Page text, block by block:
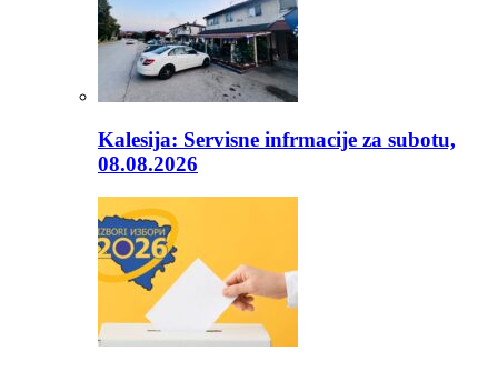
Kalesija: Servisne infrmacije za subotu,
08.08.2026